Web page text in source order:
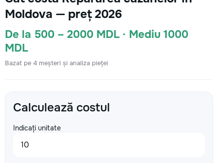
Moldova — preț 2026
De la 500 – 2000 MDL · Mediu 1000
MDL
Bazat pe 4 meșteri și analiza pieței
Calculează costul
Indicați unitate